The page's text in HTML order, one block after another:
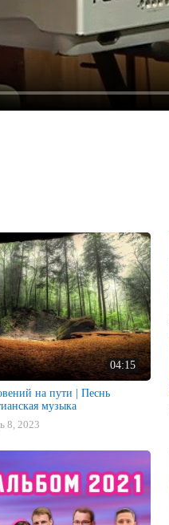
04:15
на пути | Песнь
музыка
8, 2023